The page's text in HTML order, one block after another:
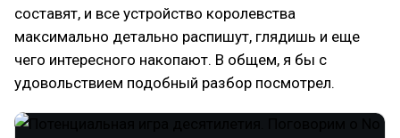
составят, и все устройство королевства
максимально детально распишут, глядишь и еще
чего интересного накопают. В общем, я бы с
удовольствием подобный разбор посмотрел.